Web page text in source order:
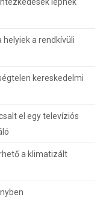
a rendkívüli
kereskedelmi
el egy televíziós
a klimatizált